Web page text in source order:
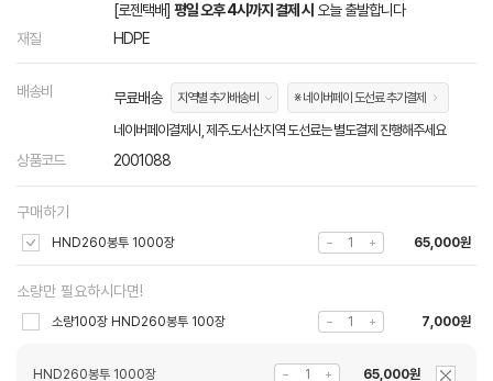
[로젠택배] 평일 오후 4시까지 결제 시 오늘 출발합니다
재질
HDPE
배송비 무료배송 지역별 추가배송비 ※ 네이버페이 도선료 추가결제
네이버페이결제시, 제주.도서산지역 도선료는 별도결제 진행해주세요
상품코드 2001088
구매하기
HND260봉투 1000장 65,000원
소량만 필요하시다면!
소량100장 HND260봉투 100장 7,000원
HND260봉투 1000장 65,000원